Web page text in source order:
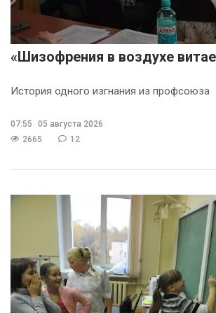
«Шизофрения в воздухе
История одного изгнания из профсоюза
07:55
05 августа 2026
2665
12